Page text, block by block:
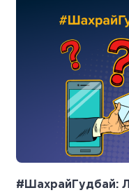
#ШахрайГудбай: